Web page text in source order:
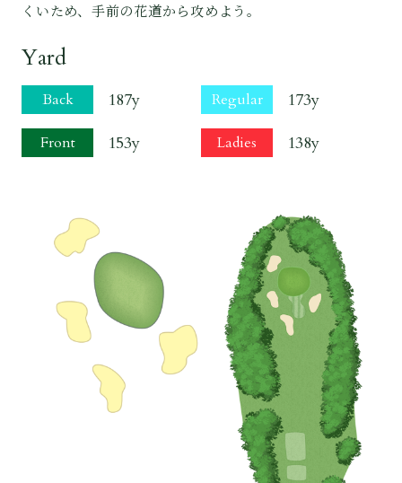
くいため、手前の花道から攻めよう。
Yard
Back 187y Regular 173y
Front 153y Ladies 138y